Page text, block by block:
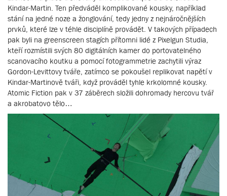
Kindar-Martin. Ten předváděl komplikované kousky, například
stání na jedné noze a žonglování, tedy jedny z nejnáročnějších
prvků, které lze v téhle disciplíně provádět. V takových případech
pak byli na greenscreen stagích přítomni lidé z Pixelgun Studia,
kteří rozmístili svých 80 digitálních kamer do portovatelného
scanovacího koutku a pomocí fotogrammetrie zachytili výraz
Gordon-Levittovy tváře, zatímco se pokoušel replikovat napětí v
Kindar-Martinově tváři, když prováděl tyhle krkolomné kousky.
Atomic Fiction pak v 37 záběrech složili dohromady hercovu tvář
a akrobatovo tělo…